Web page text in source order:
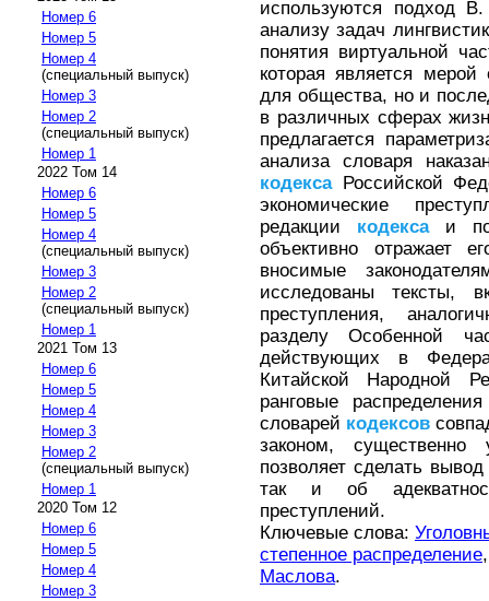
Номер 6
Номер 5
Номер 4
(специальный выпуск)
Номер 3
Номер 2
(специальный выпуск)
Номер 1
2022 Том 14
Номер 6
Номер 5
Номер 4
(специальный выпуск)
Номер 3
Номер 2
(специальный выпуск)
Номер 1
2021 Том 13
Номер 6
Номер 5
Номер 4
Номер 3
Номер 2
(специальный выпуск)
Номер 1
2020 Том 12
Номер 6
Номер 5
Номер 4
Номер 3
используются подход
анализу задач
понятия виртуальной
которая является
для общества, но и
в различных сферах
предлагается
анализа словаря
кодексаРоссийской
экономические
редакции кодексаи
объективно отражает
вносимые
исследованы тексты,
преступления,
разделу Особенной
действующих в
Китайской Народной
ранговые
словарей кодексов
законом,
позволяет сделать
так и об
преступлений.
Ключевые слова:
степенное распределение
Маслова.